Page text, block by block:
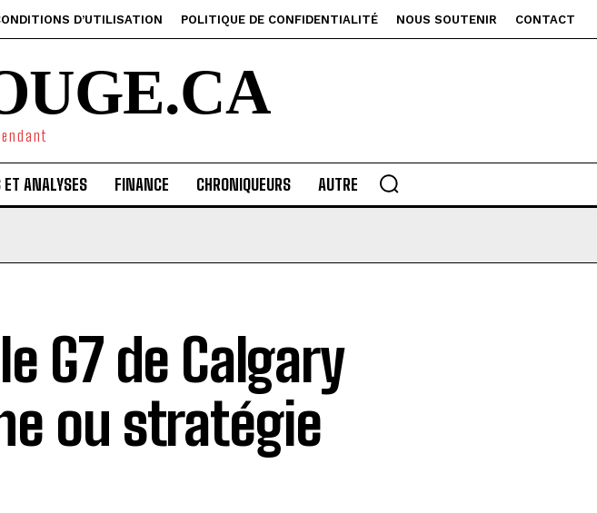
D’UTILISATION POLITIQUE DE CONFIDENTIALITÉ NOUS SOUTENIR CONTACT
ANALYSES FINANCE CHRONIQUEURS AUTRE
G7 de Calgary
ou stratégie